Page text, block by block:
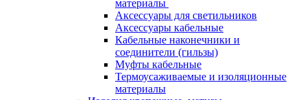
материалы
Аксессуары для светильников
Аксессуары кабельные
Кабельные наконечники и
соединители (гильзы)
Муфты кабельные
Термоусаживаемые и изоляционные
материалы